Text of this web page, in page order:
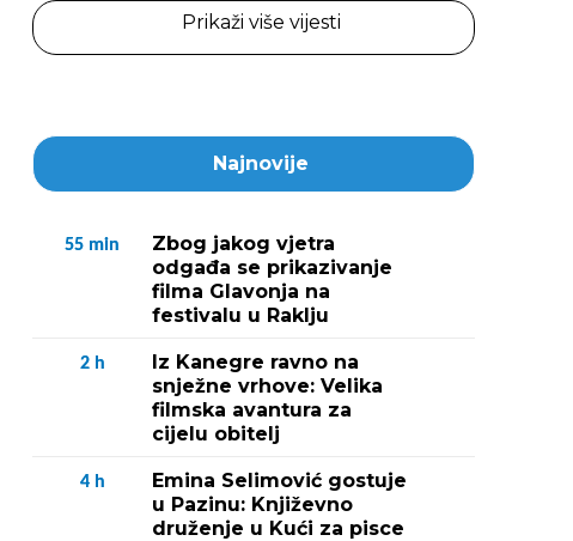
Prikaži više vijesti
Najnovije
55 min
Zbog jakog vjetra
odgađa se prikazivanje
filma Glavonja na
festivalu u Raklju
2 h
Iz Kanegre ravno na
snježne vrhove: Velika
filmska avantura za
cijelu obitelj
4 h
Emina Selimović gostuje
u Pazinu: Književno
druženje u Kući za pisce